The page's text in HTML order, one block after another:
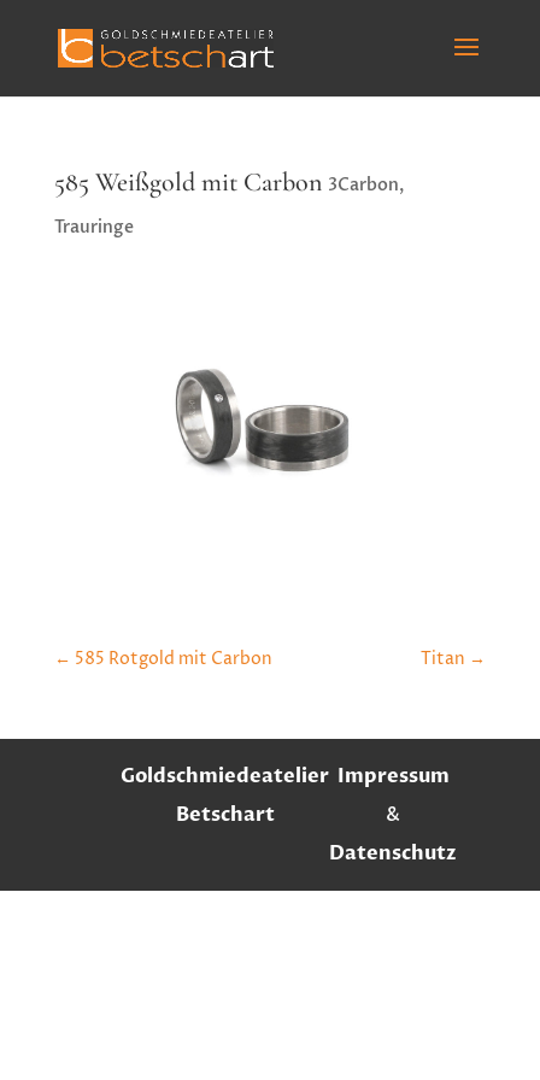
585 Weißgold mit Carbon 3Carbon,
Trauringe
← 585 Rotgold mit Carbon Titan →
Goldschmiedeatelier
Betschart
Impressum
&
Datenschutz